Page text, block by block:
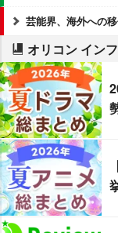
芸能界、海外への
オリコン イン